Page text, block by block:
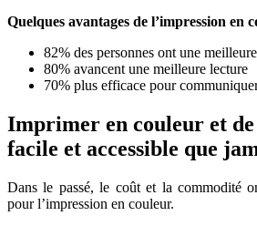
Quelques avantages de l’impression en
82% des personnes ont une
80% avancent une meilleure lecture
70% plus efficace pour
Imprimer en couleur et
facile et accessible que
Dans le passé, le coût et la commodité
pour l’impression en couleur.